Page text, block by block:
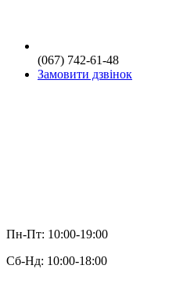
(067) 742-61-48
Замовити дзвінок
Пн-Пт: 10:00-19:00
Сб-Нд: 10:00-18:00